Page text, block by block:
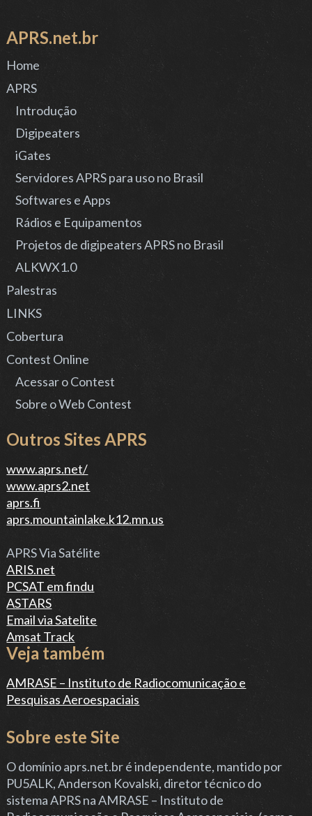
Rádios e Equipamentos
Projetos de digipeaters APRS no Brasil
ALKWX1.0
Palestras
LINKS
Cobertura
Contest Online
Acessar o Contest
Sobre o Web Contest
Outros Sites APRS
www.aprs.net/
www.aprs2.net
aprs.mountainlake.k12.mn.us
APRS Via Satélite
ARIS.net
PCSAT em findu
Email via Satelite
Amsat Track
Veja também
AMRASE – Instituto de Radiocomunicação e
Pesquisas Aeroespaciais
Sobre este Site
O domínioaprs.net.br
PU5ALK, Anderson Kovalski, diretor técnico do
sistema APRS na
Radiocomunicação e Pesquisas Aeroespaciais
objetivo de divulgação do serviço APRS no Brasil e não
possui vinculo com os domínios da T2, aprs.net,
aprs2.net, aprs.fi.
desde que citadas a fonte
APRS is a registered trademark of APRS Software and
Bob Bruninga, WB4APR.
APRS.net.br (2016) by PU5ALK